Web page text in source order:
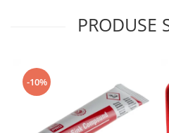
PRODUSE
-10%